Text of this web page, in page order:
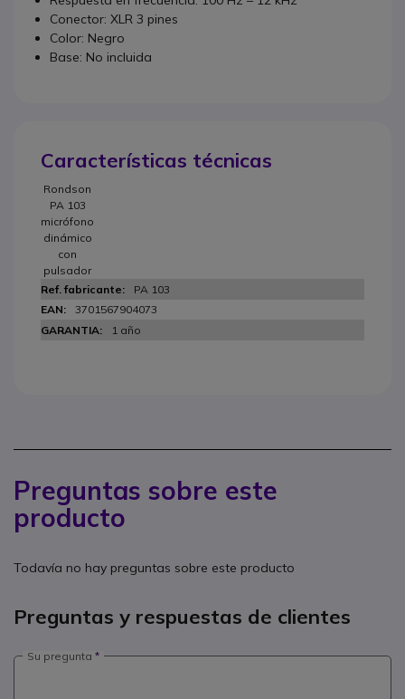
Conector: XLR 3 pines
Color: Negro
Base: No incluida
Características técnicas
Rondson
PA 103
micrófono
dinámico
con
pulsador
PA 103
3701567904073
1 año
Preguntas sobre este
producto
Todavía no hay preguntas sobre este producto
Preguntas y respuestas de clientes
Su pregunta